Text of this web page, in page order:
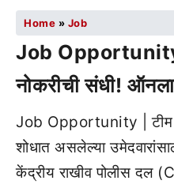
Home » Job
Job
नोकरीची संधी!
Job Opportunity | टीम
शोधात असलेल्या
केंद्रीय राखीव पोलीस